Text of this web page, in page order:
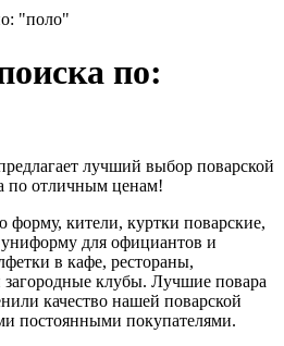
"поло"
по:
лучший выбор поварской
по отличным ценам!
кители, куртки поварские,
для официантов и
в кафе, рестораны,
клубы. Лучшие повара
качество нашей поварской
постоянными покупателями.